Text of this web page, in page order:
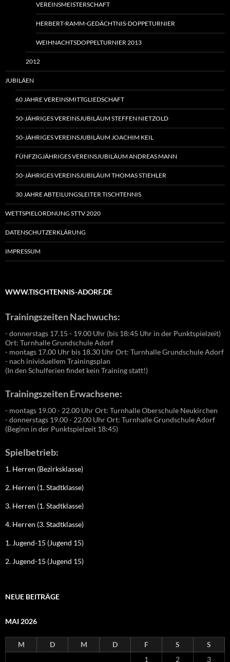
VEREINSMEISTERSCHAFT
HERBERT-RAMM-GEDÄCHTNIS-DOPPETURNIER
WEIHNACHTSDOPPELTURNIER 2013
2012
JUBILÄEN
60 JAHRE VEREINSMITTGLIEDSCHAFT
50-JÄHRIGES VEREINSJUBILÄUM STEFFEN NIETZOLD
50-JÄHRIGES VEREINSJUBILÄUM JOACHIM KEIL
FÜNFZIGJÄHRIGES VEREINSJUBILÄUM ANDREAS MANN
50-JÄHRIGES VEREINSJUBILÄUM THOMAS STIEHLER
30 JAHRE ABTEILUNGSLEITER TISCHTENNIS
WETTSPIELORDNUNG STTV 2020
DATENSCHUTZERKLÄRUNG
IMPRESSUM
WWW.TISCHTENNIS-ADORF.DE
Trainingszeiten Nachwuchs:
- donnerstags 17.15 - 19.00 Uhr (bis 18:45 Uhr in der Punktspielzeit)
Ort: Turnhalle Grundschule Adorf
- montags 17.00 Uhr bis 18.30 Uhr Ort: Turnhalle Grundschule Adorf
- nach inividuellem Trainingsplan
(In den Schulferien findet kein Training statt!)
Trainingszeiten Erwachsene:
- montags 19.00 - 22.00 Uhr Ort: Turnhalle Oberschule Neukirchen
- donnerstags 19.00 - 22.00 Uhr Ort: Turnhalle Grundschule Adorf
(Beginn in der Punktspielzeit 18:45)
Spielbetrieb:
1. Herren (Bezirksklasse)
2. Herren (1. Stadtklasse)
3. Herren (1. Stadtklasse)
4. Herren (3. Stadtklasse)
1. Jugend-15 (Jugend 15)
2. Jugend-15 (Jugend 15)
NEUE BEITRÄGE
MAI 2026
M D M D F S
S
1
2 3